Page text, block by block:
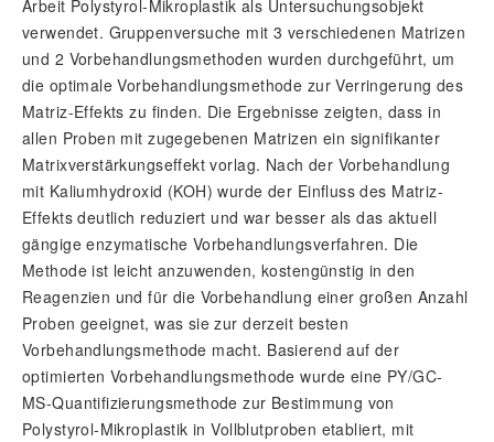
Arbeit Polystyrol-Mikroplastik als Untersuchungsobjekt
verwendet. Gruppenversuche mit 3 verschiedenen Matrizen
und 2 Vorbehandlungsmethoden wurden durchgeführt, um
die optimale Vorbehandlungsmethode zur Verringerung des
Matriz-Effekts zu finden. Die Ergebnisse zeigten, dass in
allen Proben mit zugegebenen Matrizen ein signifikanter
Matrixverstärkungseffekt vorlag. Nach der Vorbehandlung
mit Kaliumhydroxid (KOH) wurde der Einfluss des Matriz-
Effekts deutlich reduziert und war besser als das aktuell
gängige enzymatische Vorbehandlungsverfahren. Die
Methode ist leicht anzuwenden, kostengünstig in den
Reagenzien und für die Vorbehandlung einer großen Anzahl
Proben geeignet, was sie zur derzeit besten
Vorbehandlungsmethode macht. Basierend auf der
optimierten Vorbehandlungsmethode wurde eine PY/GC-
MS-Quantifizierungsmethode zur Bestimmung von
Polystyrol-Mikroplastik in Vollblutproben etabliert, mit